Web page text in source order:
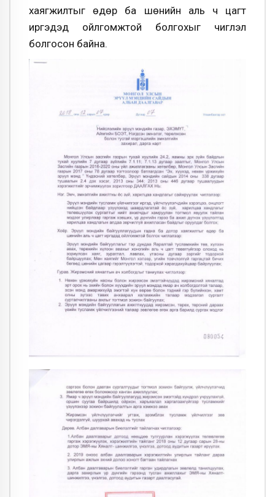
хаягжилтыг өдөр ба шөнийн аль ч цагт
иргэдэд ойлгомжтой болгохыг чиглэл
болгосон байна.